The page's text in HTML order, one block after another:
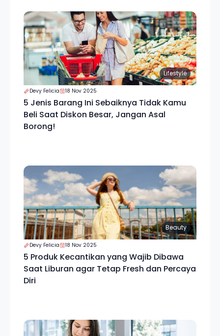
Lifestyle
Devy Felicia 18 Nov 2025
5 Jenis Barang Ini Sebaiknya Tidak Kamu
Beli Saat Diskon Besar, Jangan Asal
Borong!
Beauty
Devy Felicia 18 Nov 2025
5 Produk Kecantikan yang Wajib Dibawa
Saat Liburan agar Tetap Fresh dan Percaya
Diri